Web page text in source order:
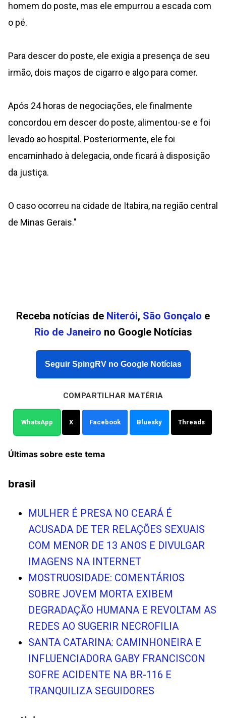
homem do poste, mas ele empurrou a escada com
o pé.
Para descer do poste, ele exigia a presença de seu
irmão, dois maços de cigarro e algo para comer.
Após 24 horas de negociações, ele finalmente
concordou em descer do poste, alimentou-se e foi
levado ao hospital. Posteriormente, ele foi
encaminhado à delegacia, onde ficará à disposição
da justiça.
O caso ocorreu na cidade de Itabira, na região central
de Minas Gerais."
Receba notícias de Niterói, São Gonçalo e
Rio de Janeiro no Google Notícias
Seguir SpingRV no Google Notícias
COMPARTILHAR MATÉRIA
WhatsApp X Facebook Bluesky Threads
Últimas sobre este tema
brasil
MULHER É PRESA NO CEARÁ É
ACUSADA DE TER RELAÇÕES SEXUAIS
COM MENOR DE 13 ANOS E DIVULGAR
IMAGENS NA INTERNET
MOSTRUOSIDADE: COMENTÁRIOS
SOBRE JOVEM MORTA EXIBEM
DEGRADAÇÃO HUMANA E REVOLTAM AS
REDES AO SUGERIR NECROFILIA
SANTA CATARINA: CAMINHONEIRA E
INFLUENCIADORA GABY FRANCISCON
SOFRE ACIDENTE NA BR-116 E
TRANQUILIZA SEGUIDORES